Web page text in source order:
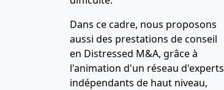
Dans ce cadre, nous proposons
aussi des prestations de conseil
en Distressed M&A, grâce à
l'animation d'un réseau d'experts
indépendants de haut niveau,